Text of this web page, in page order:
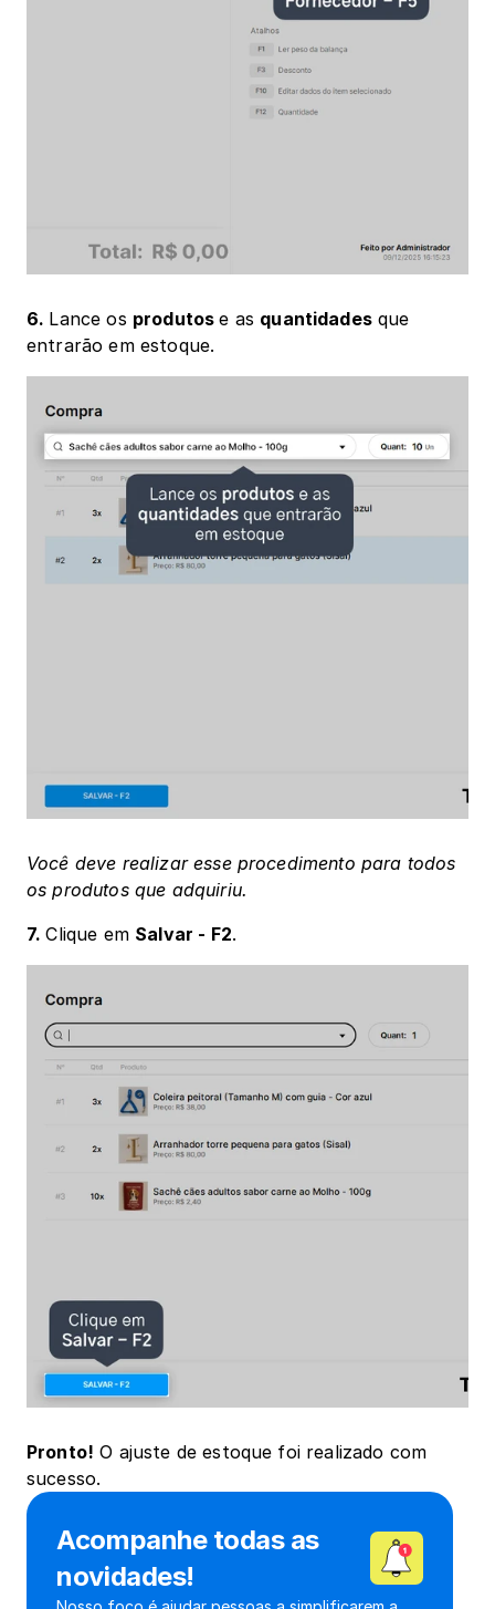
6. Lance os produtos e as quantidades que
entrarão em estoque.
Você deve realizar esse procedimento para todos
os produtos que adquiriu.
7. Clique em Salvar - F2.
Pronto! O ajuste de estoque foi realizado com
sucesso.
Acompanhe todas as
novidades!